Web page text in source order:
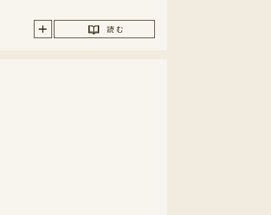
読 む